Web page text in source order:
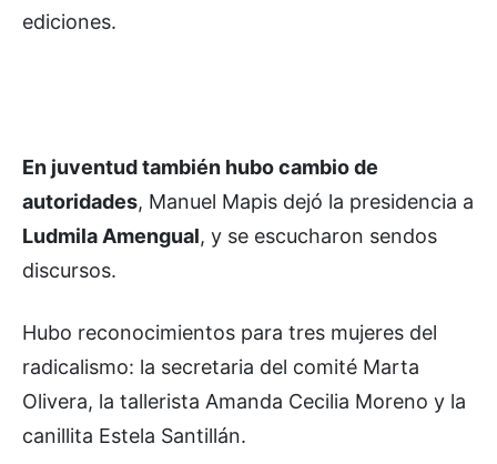
ediciones.
En juventud también hubo cambio de
autoridades, Manuel Mapis dejó la presidencia a
Ludmila Amengual, y se escucharon sendos
discursos.
Hubo reconocimientos para tres mujeres del
radicalismo: la secretaria del comité Marta
Olivera, la tallerista Amanda Cecilia Moreno y la
canillita Estela Santillán.